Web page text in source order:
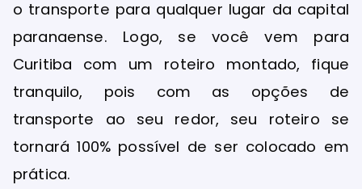
o transporte para qualquer lugar da capital
paranaense. Logo, se você vem para
Curitiba com um roteiro montado, fique
tranquilo, pois com as opções de
transporte ao seu redor, seu roteiro se
tornará 100% possível de ser colocado em
prática.